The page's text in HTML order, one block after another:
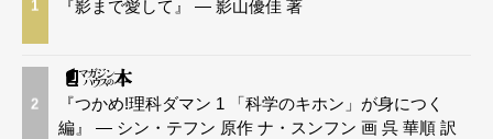
1 『影まで愛して』 — 影山優佳 著
2
『つかめ!理科ダマン 1 「科学のキホン」が身につく
編』 — シン・テフン 原作 ナ・スンフン 画 呉 華順 訳